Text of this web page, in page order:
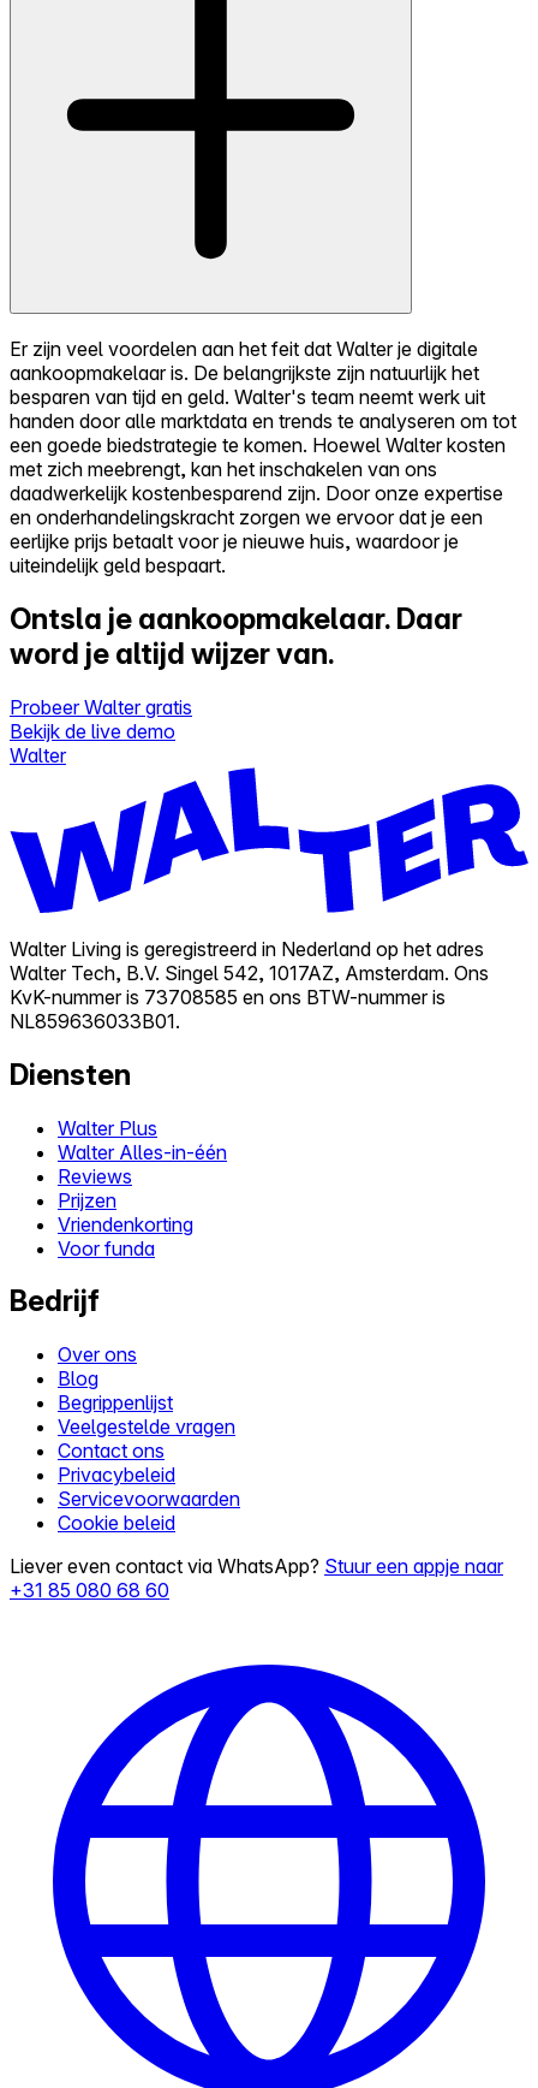
Er zijn veel voordelen aan het feit dat Walter je digitale
aankoopmakelaar is. De belangrijkste zijn natuurlijk het
besparen van tijd en geld. Walter's team neemt werk uit
handen door alle marktdata en trends te analyseren om tot
een goede biedstrategie te komen. Hoewel Walter kosten
met zich meebrengt, kan het inschakelen van ons
daadwerkelijk kostenbesparend zijn. Door onze expertise
en onderhandelingskracht zorgen we ervoor dat je een
eerlijke prijs betaalt voor je nieuwe huis, waardoor je
uiteindelijk geld bespaart.
Ontsla je aankoopmakelaar. Daar
word je altijd wijzer van.
Probeer Walter gratis
Bekijk de live demo
Walter
Walter Living is geregistreerd in Nederland op het adres
Walter Tech, B.V. Singel 542, 1017AZ, Amsterdam. Ons
KvK-nummer is 73708585 en ons BTW-nummer is
NL859636033B01.
Diensten
Walter Plus
Walter Alles-in-één
Reviews
Prijzen
Vriendenkorting
Voor funda
Bedrijf
Over ons
Blog
Begrippenlijst
Veelgestelde vragen
Contact ons
Privacybeleid
Servicevoorwaarden
Cookie beleid
Liever even contact via WhatsApp? Stuur een appje naar
+31 85 080 68 60